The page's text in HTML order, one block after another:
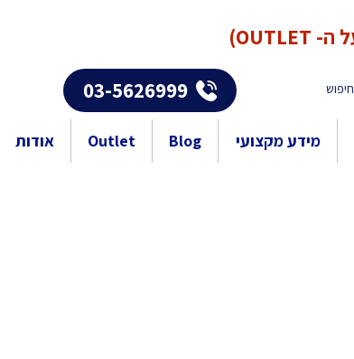
חיפוש 03-5626999
מידע מקצועי Blog
Outlet אודות